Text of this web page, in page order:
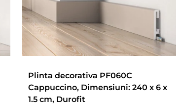
Plinta decorativa PF060C
Cappuccino, Dimensiuni: 240 x 6 x
1.5 cm, Durofit